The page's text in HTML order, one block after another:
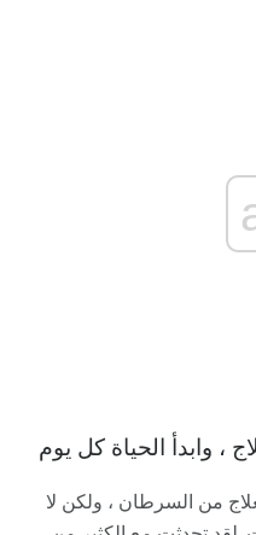
من السرطان ، ولكن لا